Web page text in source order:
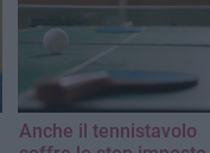
Anche il tennistavolo